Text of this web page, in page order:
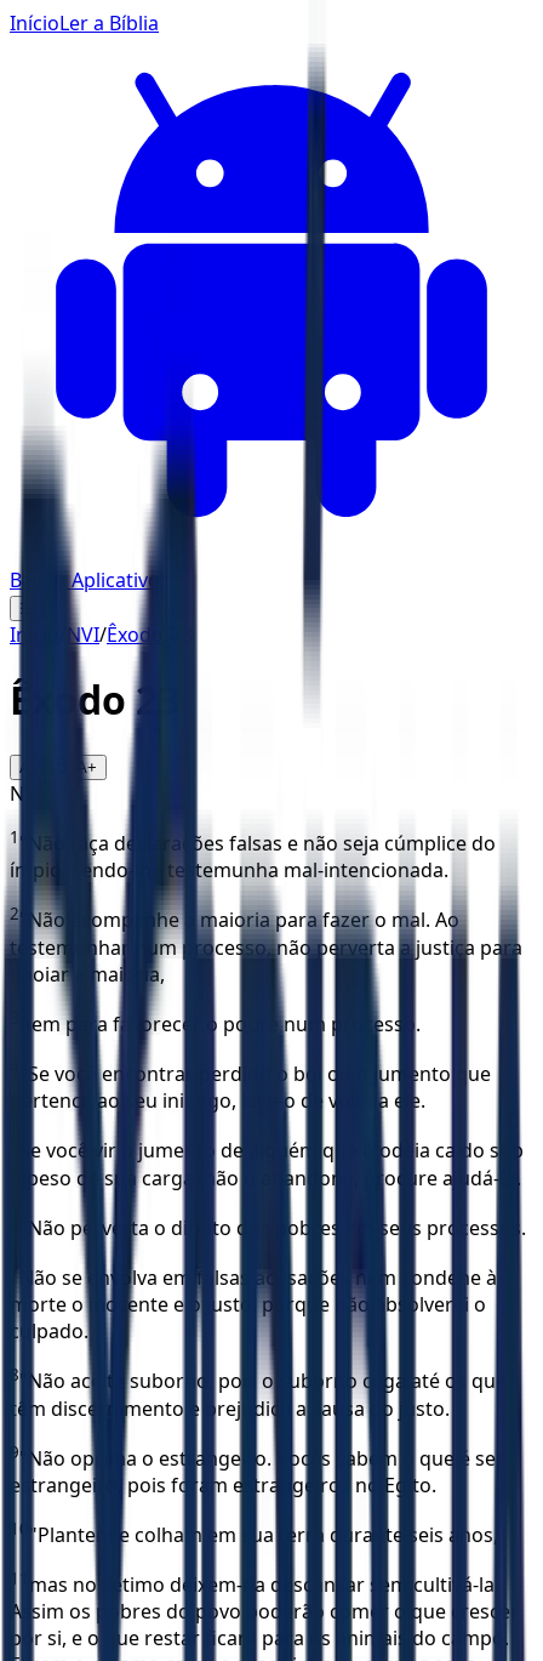
InícioLer a Bíblia
Baixar Aplicativo
☰
Início NVI/Êxodo
Êxodo 23
A- A+
NVI
1 "Não faça declarações falsas e não seja cúmplice do
ímpio, sendo-lhe testemunha mal-intencionada.
2
"Não acompanhe a maioria para fazer o mal. Ao
testemunhar num processo, não perverta a justiça para
apoiar a maioria,
nem para favorecer o pobre num processo.
"Se você encontrar perdido o boi ou o jumento que
pertence ao seu inimigo, leve-o de volta a ele.
Se você vir o jumento de alguém que o odeia caído sob
o peso de sua carga, não o abandone, procure ajudá-lo.
"Não perverta o direito dos pobres em seus processos.
7
Não se envolva em falsas acusações nem condene à
morte o inocente e o justo, porque não absolverei o
culpado.
8"Não aceite suborno, pois o suborno cega até os que
têm discernimento e prejudica a causa do justo.
9"Não oprima o estrangeiro. Vocês sabem o que é ser
estrangeiro, pois foram estrangeiros no Egito.
10 "Plantem e colham em sua terra durante seis anos,
11
mas no sétimo deixem-na descansar sem cultivá-la.
Assim os pobres do povo poderão comer o que crescer
por si, e o que restar ficará para os animais do campo.